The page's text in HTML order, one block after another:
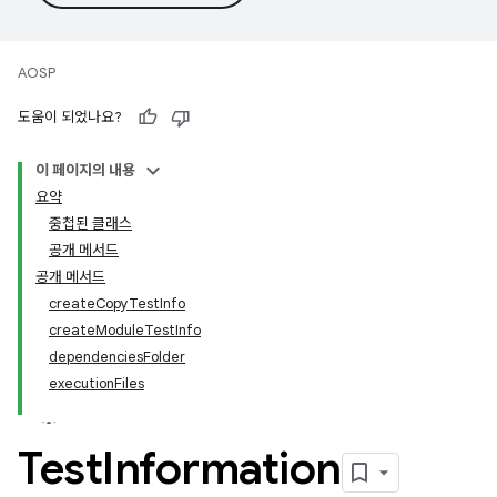
AOSP
도움이 되었나요?
이 페이지의 내용
요약
중첩된 클래스
공개 메서드
공개 메서드
createCopyTestInfo
createModuleTestInfo
dependenciesFolder
executionFiles
TestInformation